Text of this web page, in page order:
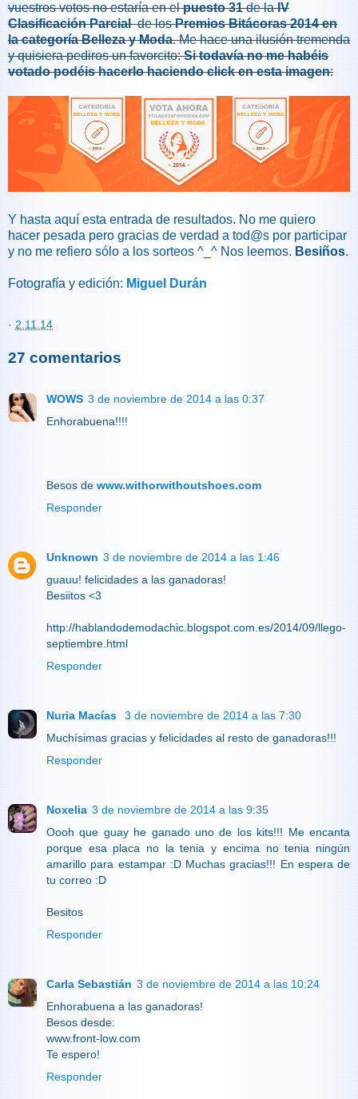
vuestros votos no estaría en elpuesto 31de laIV
Clasificación Parcialde losPremios Bitácoras 2014 en
la categoría Belleza y Moda. Me hace una ilusión tremenda
y quisiera pediros un favorcito:Si todavía no me habéis
votadopodéis hacerlo haciendo click en esta imagen:
Y hasta aquí esta entrada de resultados. No me quiero
hacer pesada pero gracias de verdad a tod@s por participar
y no me refiero sólo a los sorteos ^_^ Nos leemos. Besiños.
Fotografía y edición: Miguel Durán
· 2.11.14
27 comentarios
WOWS 3 de noviembre de 2014 a las 0:37
Enhorabuena!!!!
Besos de www.withorwithoutshoes.com
Responder
Unknown 3 de noviembre de 2014 a las 1:46
guauu! felicidades a las ganadoras!
Besiitos <3
http://hablandodemodachic.blogspot.com.es/2014/09/llego-
septiembre.html
Responder
Nuria Macías
3 de noviembre de 2014 a las 7:30
Muchísimas gracias y felicidades al resto de ganadoras!!!
Responder
Noxelia 3 de noviembre de 2014 a las 9:35
Oooh que guay he ganado uno de los kits!!! Me encanta
porque esa placa no la tenia y encima no tenia ningún
amarillo para estampar :D Muchas gracias!!! En espera de
tu correo :D
Besitos
Responder
Carla Sebastián 3 de noviembre de 2014 a las 10:24
Enhorabuena a las ganadoras!
Besos desde:
www.front-low.com
Te espero!
Responder